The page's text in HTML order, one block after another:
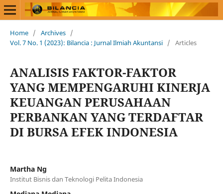
Home / Archives /
Vol. 7 No. 1 (2023): Bilancia : Jurnal Ilmiah Akuntansi / Articles
ANALISIS FAKTOR-FAKTOR
YANG MEMPENGARUHI KINERJA
KEUANGAN PERUSAHAAN
PERBANKAN YANG TERDAFTAR
DI BURSA EFEK INDONESIA
Martha Ng
Institut Bisnis dan Teknologi Pelita Indonesia